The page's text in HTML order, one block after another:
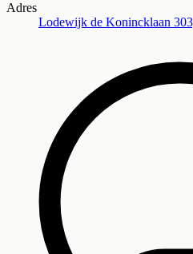
Adres
Lodewijk de Konincklaan